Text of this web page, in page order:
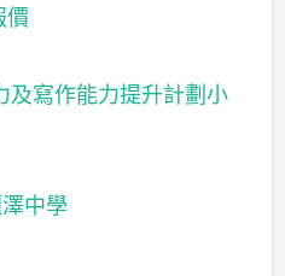
價
及寫作能力提升計劃小
中學